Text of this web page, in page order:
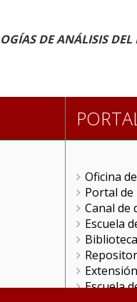
DE ANÁLISIS
Oficina
Portal
Canal de
Escuela
Biblioteca
Escuela